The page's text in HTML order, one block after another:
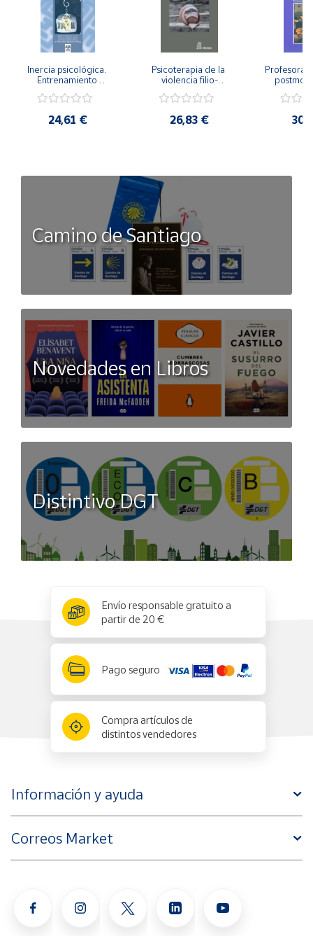
Inercia psicológica.
Entrenamiento
Igualdad de Género.
24,61 €
Psicoterapia de la
violencia filio-
secreto y la
26,83 €
Camino de Santiago
Novedades en Libros
Distintivo DGT
Envío responsable gratuito a
partir de 20 €
Pago seguro
Compra artículos de
distintos vendedores
Información y ayuda
Correos Market